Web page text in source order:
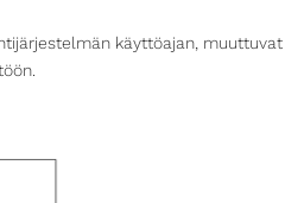
käyttöajan, muuttuvat